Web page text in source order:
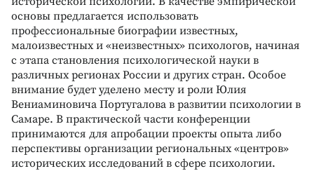
основы предлагается использовать
профессиональные биографии известных,
малоизвестных и «неизвестных» психологов, начиная
с этапа становления психологической науки в
различных регионах России и других стран. Особое
внимание будет уделено месту и роли Юлия
Вениаминовича Португалова в развитии психологии в
Самаре. В практической части конференции
принимаются для апробации проекты опыта либо
перспективы организации региональных «центров»
исторических исследований в сфере психологии.